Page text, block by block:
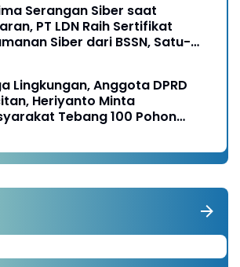
Serangan Siber saat
PT LDN Raih Sertifikat
Siber dari BSSN, Satu-
Lingkungan, Anggota DPRD
Heriyanto Minta
Tebang 100 Pohon